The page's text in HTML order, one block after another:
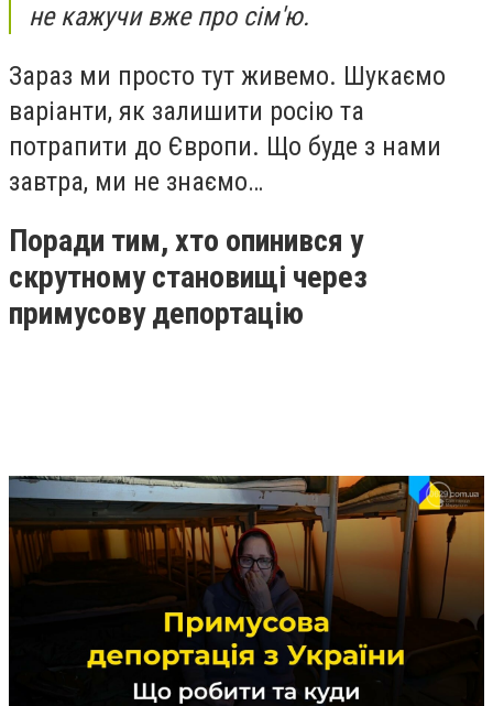
не кажучи вже про сім'ю.
Зараз ми просто тут живемо. Шукаємо
варіанти, як залишити росію та
потрапити до Європи. Що буде з нами
завтра, ми не знаємо…
Поради тим, хто опинився у
скрутному становищі через
примусову депортацію